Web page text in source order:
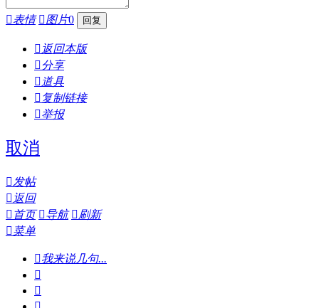
表情 图片0
 返回本版
分享
 道具
 复制链接
举报
取消
发帖
 返回
 首页 导航 刷新
菜单
我来说几句...

